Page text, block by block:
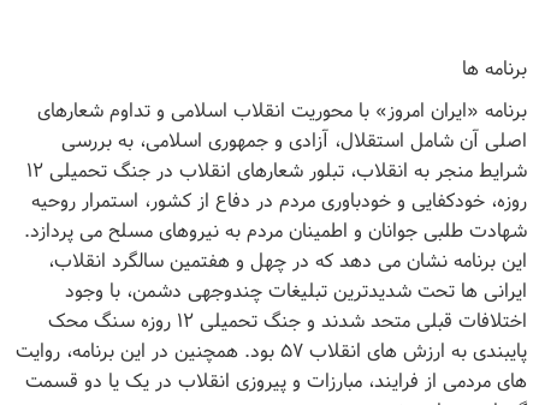
برنامه ها
برنامه «ایران امروز» با محوریت انقلاب اسلامی و تداوم شعارهای
اصلی آن شامل استقلال، آزادی و جمهوری اسلامی، به بررسی
شرایط منجر به انقلاب، تبلور شعارهای انقلاب در جنگ تحمیلی ۱۲
روزه، خودکفایی و خودباوری مردم در دفاع از کشور، استمرار روحیه
شهادت طلبی جوانان و اطمینان مردم به نیروهای مسلح می پردازد.
این برنامه نشان می دهد که در چهل و هفتمین سالگرد انقلاب،
ایرانی ها تحت شدیدترین تبلیغات چندوجهی دشمن، با وجود
اختلافات قبلی متحد شدند و جنگ تحمیلی ۱۲ روزه سنگ محک
پایبندی به ارزش های انقلاب ۵۷ بود. همچنین در این برنامه، روایت
های مردمی از فرایند، مبارزات و پیروزی انقلاب در یک یا دو قسمت